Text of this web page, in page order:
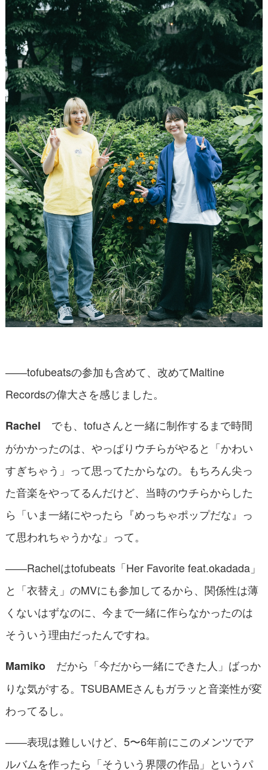
――tofubeatsの参加も含めて、改めてMaltine
Recordsの偉大さを感じました。
Rachel でも、tofuさんと一緒に制作するまで時間
がかかったのは、やっぱりウチらがやると「かわい
すぎちゃう」って思ってたからなの。もちろん尖っ
た音楽をやってるんだけど、当時のウチらからした
ら「いま一緒にやったら『めっちゃポップだな』っ
て思われちゃうかな」って。
――Rachelはtofubeats「Her Favorite feat.okadada」
と「衣替え」のMVにも参加してるから、関係性は薄
くないはずなのに、今まで一緒に作らなかったのは
そういう理由だったんですね。
Mamikoだから「今だから一緒にできた人」ばっか
りな気がする。TSUBAMEさんもガラッと音楽性が変
わってるし。
――表現は難しいけど、5〜6年前にこのメンツでア
ルバムを作ったら「そういう界隈の作品」というパ